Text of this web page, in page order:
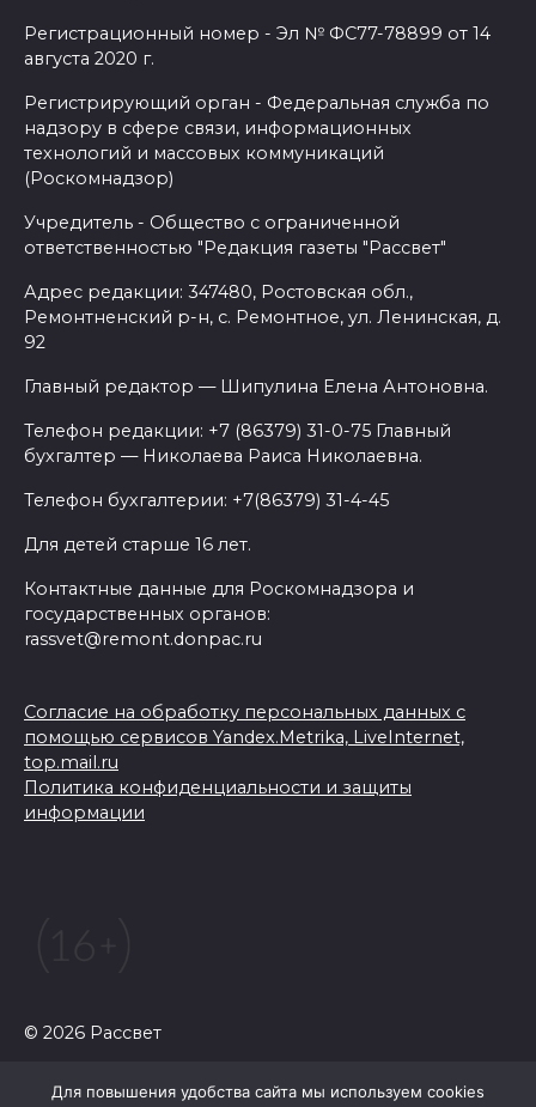
Регистрационный номер - Эл № ФС77-78899 от 14
августа 2020 г.
Регистрирующий орган - Федеральная служба по
надзору в сфере связи, информационных
технологий и массовых коммуникаций
(Роскомнадзор)
Учредитель - Общество с ограниченной
ответственностью "Редакция газеты "Рассвет"
Адрес редакции: 347480, Ростовская обл.,
Ремонтненский р-н, с. Ремонтное, ул. Ленинская, д.
92
Главный редактор — Шипулина Елена Антоновна.
Телефон редакции: +7 (86379) 31-0-75 Главный
бухгалтер — Николаева Раиса Николаевна.
Телефон бухгалтерии: +7(86379) 31-4-45
Для детей старше 16 лет.
Контактные данные для Роскомнадзора и
государственных органов:
rassvet@remont.donpac.ru
Согласие на обработку персональных данных с
помощью сервисов Yandex.Metrika, LiveInternet,
top.mail.ru
Политика конфиденциальности и защиты
информации
© 2026 Рассвет
Для повышения удобства сайта мы используем cookies